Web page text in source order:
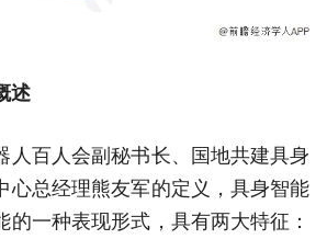
述
人百人会副秘书长、国地共建具身
心总经理熊友军的定义，具身智能
的一种表现形式，具有两大特征：